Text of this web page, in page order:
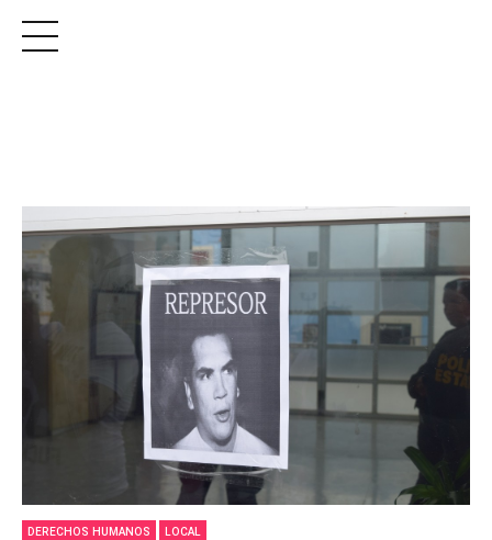
DERECHOS HUMANOS LOCAL